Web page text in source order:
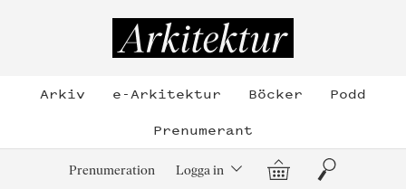
Arkiv e-Arkitektur Böcker
Podd
Prenumerant
Prenumeration Logga in Varukorg
Sök